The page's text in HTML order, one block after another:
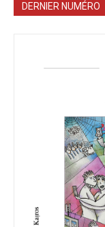
DERNIER NUMÉRO